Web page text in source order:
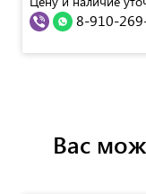
8-910-
Вас